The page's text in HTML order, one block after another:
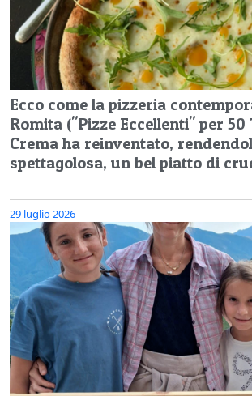
Ecco come la pizzeria
Romita ("Pizze Eccellenti" per 50
Crema ha reinventato,
spettagolosa, un bel piatto di
29 luglio 2026